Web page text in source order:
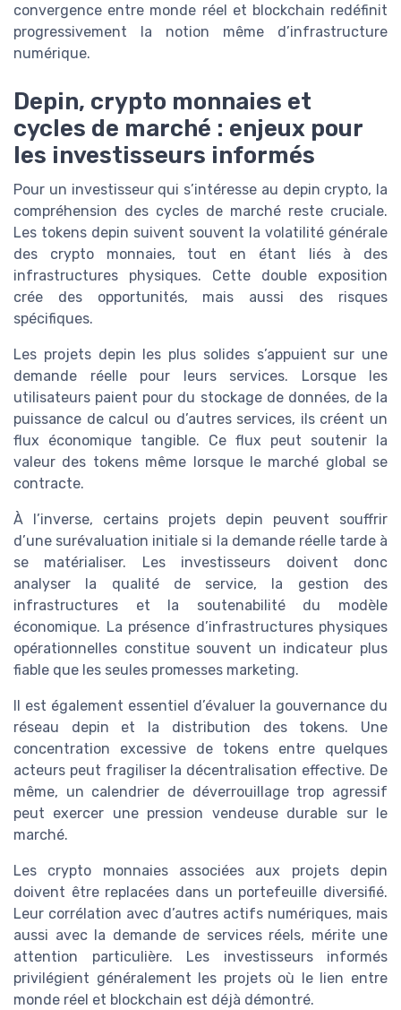
convergence entre monde réel et blockchain redéfinit
progressivement la notion même d’infrastructure
numérique.
Depin, crypto monnaies et
cycles de marché : enjeux pour
les investisseurs informés
Pour un investisseur qui s’intéresse au depin crypto, la
compréhension des cycles de marché reste cruciale.
Les tokens depin suivent souvent la volatilité générale
des crypto monnaies, tout en étant liés à des
infrastructures physiques. Cette double exposition
crée des opportunités, mais aussi des risques
spécifiques.
Les projets depin les plus solides s’appuient sur une
demande réelle pour leurs services. Lorsque les
utilisateurs paient pour du stockage de données, de la
puissance de calcul ou d’autres services, ils créent un
flux économique tangible. Ce flux peut soutenir la
valeur des tokens même lorsque le marché global se
contracte.
À l’inverse, certains projets depin peuvent souffrir
d’une surévaluation initiale si la demande réelle tarde à
se matérialiser. Les investisseurs doivent donc
analyser la qualité de service, la gestion des
infrastructures et la soutenabilité du modèle
économique. La présence d’infrastructures physiques
opérationnelles constitue souvent un indicateur plus
fiable que les seules promesses marketing.
Il est également essentiel d’évaluer la gouvernance du
réseau depin et la distribution des tokens. Une
concentration excessive de tokens entre quelques
acteurs peut fragiliser la décentralisation effective. De
même, un calendrier de déverrouillage trop agressif
peut exercer une pression vendeuse durable sur le
marché.
Les crypto monnaies associées aux projets depin
doivent être replacées dans un portefeuille diversifié.
Leur corrélation avec d’autres actifs numériques, mais
aussi avec la demande de services réels, mérite une
attention particulière. Les investisseurs informés
privilégient généralement les projets où le lien entre
monde réel et blockchain est déjà démontré.